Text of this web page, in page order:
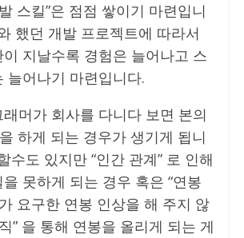
스킬”은 점점 쌓이기 마련입니
했던 개발 프로젝트에 따라서
지날수록 경험은 늘어나고 스
늘어나기 마련입니다.
머가 회사를 다니다 보면 본의
하게 되는 경우가 생기게 됩니
수도 있지만 “인간 관계” 로 인해
못하게 되는 경우 혹은 “연봉
요구한 연봉 인상을 해 주지 않
” 을 통해 연봉을 올리게 되는 게